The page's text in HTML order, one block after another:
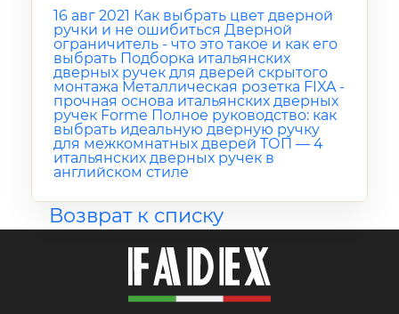
16 авг 2021 Как выбрать цвет дверной
ручки и не ошибиться Дверной
ограничитель - что это такое и как его
выбрать Подборка итальянских
дверных ручек для дверей скрытого
монтажа Металлическая розетка FIXA -
прочная основа итальянских дверных
ручек Forme Полное руководство: как
выбрать идеальную дверную ручку
для межкомнатных дверей ТОП — 4
итальянских дверных ручек в
английском стиле
Возврат к списку